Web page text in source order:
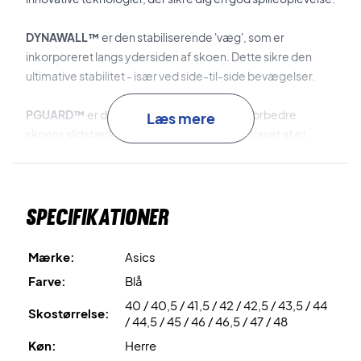
DYNAWALL™ er den stabiliserende 'væg', som er
inkorporeret langs ydersiden af skoen. Dette sikre den
ultimative stabilitet - især ved side-til-side bevægelser.
PGUARD™ er den tå-forstærkningen, der forbedre
skoens slidstærkhed. Hertil er dens overdel lavet af et
DYNAWRAP™er den støttende teknologi, som er
pasform.
FLYTEFOAM™
er det stødabsorberende materiale, der er
brugt til skoens mellemsål. Dette materiale er tilmed let, har
en lynhurtig respons og suveræn energioverførsel.
Læs mere
Specifikationer
Mærke:
Asics
Farve:
Blå
Skostørrelse:
40 / 40,5 / 41,5 / 42 / 42,5 / 43,5 / 44
/ 44,5 / 45 / 46 / 46,5 / 47 / 48
Køn:
Herre